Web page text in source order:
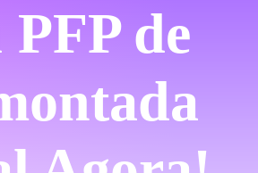
PFP de